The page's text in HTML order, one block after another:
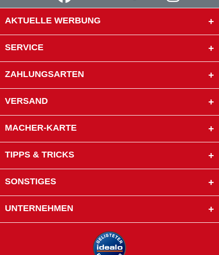
AKTUELLE WERBUNG
SERVICE
ZAHLUNGSARTEN
VERSAND
MACHER-KARTE
TIPPS & TRICKS
SONSTIGES
UNTERNEHMEN